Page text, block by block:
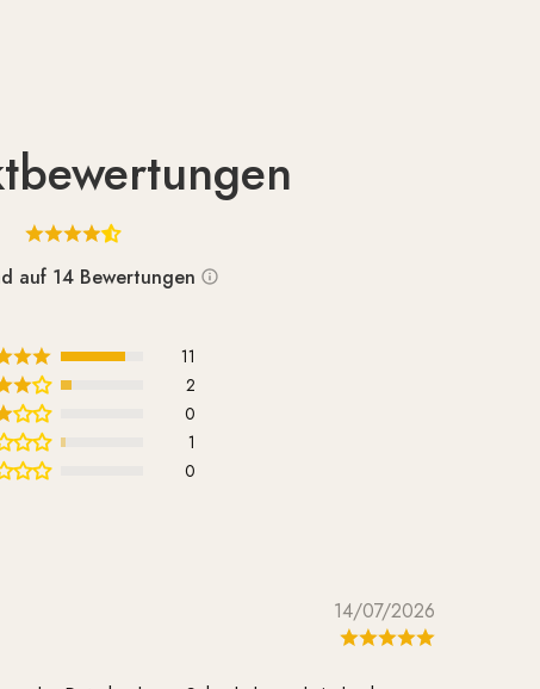
auf 14 Bewertungen
11
2
0
1
0
14/07/2026